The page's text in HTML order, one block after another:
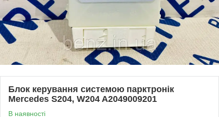
Блок керування системою парктронік
Mercedes S204, W204 A2049009201
В наявності